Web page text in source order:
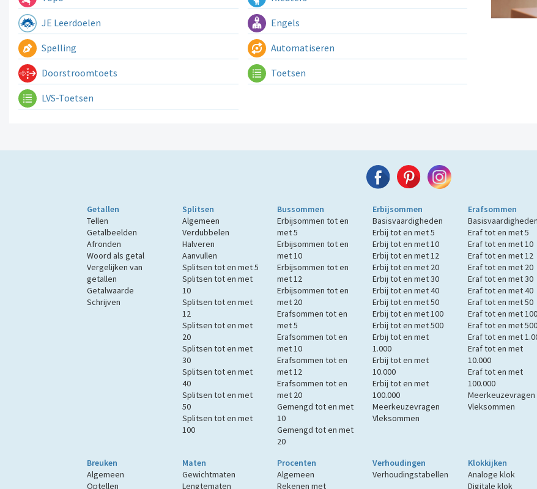
JE Leerdoelen Engels
Spelling Automatiseren
Doorstroomtoets Toetsen
LVS-Toetsen
Getallen
Tellen
Getalbeelden
Afronden
Woord als getal
Vergelijken van
getallen
Getalwaarde
Schrijven
Splitsen
Algemeen
Verdubbelen
Halveren
Aanvullen
Splitsen tot en met 5
Splitsen tot en met
10
Splitsen tot en met
12
Splitsen tot en met
20
Splitsen tot en met
30
Splitsen tot en met
40
Splitsen tot en met
50
Splitsen tot en met
100
Bussommen
Erbijsommen tot en
met 5
Erbijsommen tot en
met 10
Erbijsommen tot en
met 12
Erbijsommen tot en
met 20
Erafsommen tot en
met 5
Erafsommen tot en
met 10
Erafsommen tot en
met 12
Erafsommen tot en
met 20
Gemengd tot en met
10
Gemengd tot en met
20
Erbijsommen
Basisvaardigheden
Erbij tot en met 5
Erbij tot en met 10
Erbij tot en met 12
Erbij tot en met 20
Erbij tot en met 30
Erbij tot en met 40
Erbij tot en met 50
Erbij tot en met 100
Erbij tot en met 500
Erbij tot en met
1.000
Erbij tot en met
10.000
Erbij tot en met
100.000
Meerkeuzevragen
Vleksommen
Erafsommen
Basisvaardigheden
Eraf tot en met 5
Eraf tot en met 10
Eraf tot en met 12
Eraf tot en met 20
Eraf tot en met 30
Eraf tot en met 40
Eraf tot en met 50
Eraf tot en met 100
Eraf tot en met 500
Eraf tot en met
Eraf tot en met
10.000
Eraf tot en met
100.000
Meerkeuzevragen
Vleksommen
Breuken
Algemeen
Optellen
Maten
Gewichtmaten
Lengtematen
Procenten
Algemeen
Rekenen met
Verhoudingen
Verhoudingstabellen
Klokkijken
Analoge klok
Digitale klok